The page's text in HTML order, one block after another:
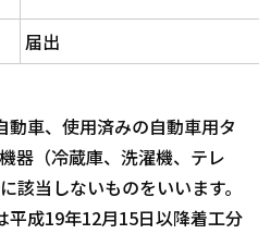
届出
車、使用済みの自動車用タ
器（冷蔵庫、洗濯機、テレ
該当しないものをいいます。
平成19年12月15日以降着工分